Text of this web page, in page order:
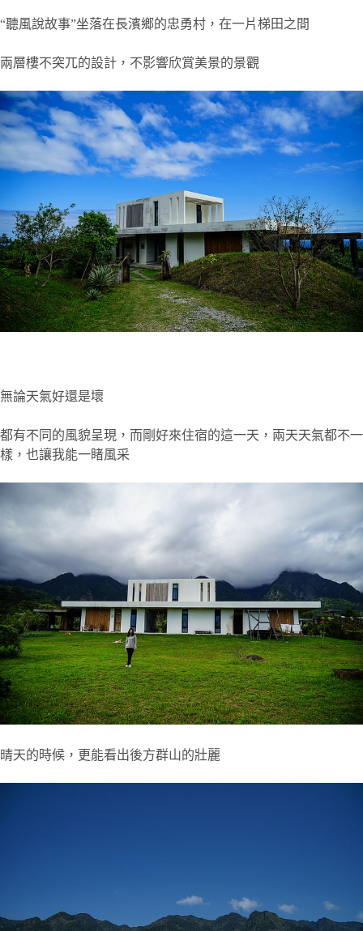
“聽風說故事”坐落在長濱鄉的忠勇村，在一片梯田之間
兩層樓不突兀的設計，不影響欣賞美景的景觀
無論天氣好還是壞
都有不同的風貌呈現，而剛好來住宿的這一天，兩天天氣都不一
樣，也讓我能一睹風采
晴天的時候，更能看出後方群山的壯麗